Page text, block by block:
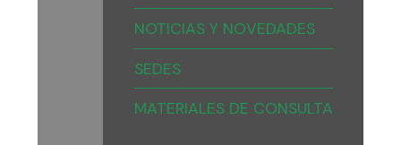
NOTICIAS Y NOVEDADES
SEDES
MATERIALES DE CONSULTA